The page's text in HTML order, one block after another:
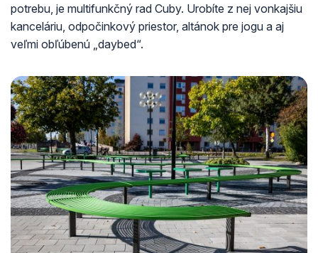
potrebu, je multifunkčný rad Cuby. Urobíte z nej vonkajšiu
kanceláriu, odpočinkový priestor, altánok pre jogu a aj
veľmi obľúbenú „daybed“.